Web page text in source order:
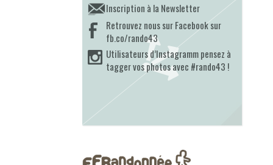
Inscription à la Newsletter
Retrouvez nous sur Facebook sur
fb.co/rando43
Utilisateurs d’Instagramm pensez à
tagger vos photos avec #rando43 !